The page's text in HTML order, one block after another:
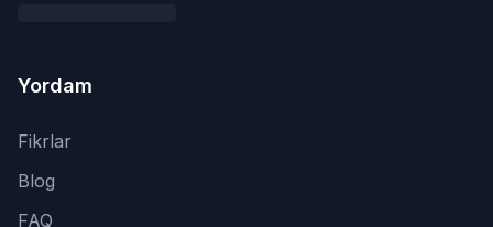
Yordam
Fikrlar
Blog
FAQ